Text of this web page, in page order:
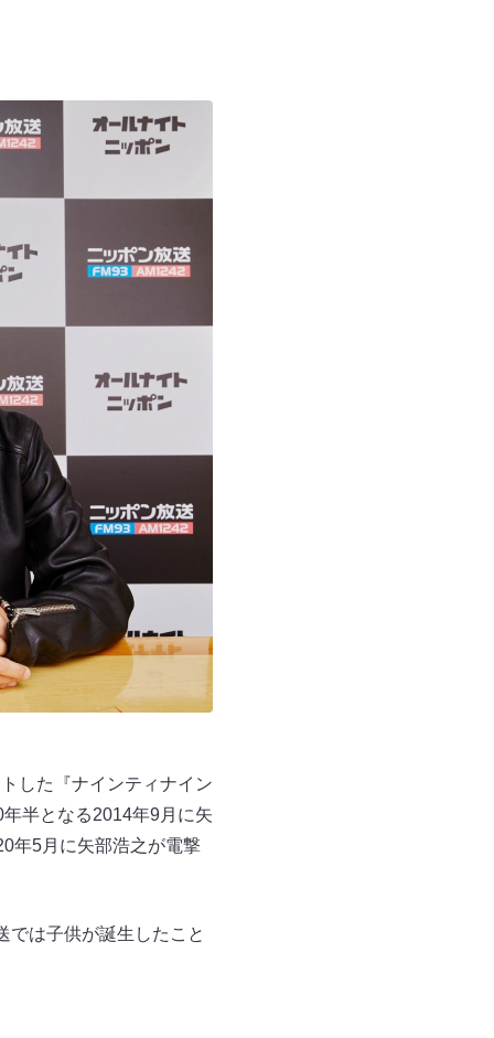
した『ナインティナイン
半となる2014年9月に矢
年5月に矢部浩之が電撃
では子供が誕生したこと